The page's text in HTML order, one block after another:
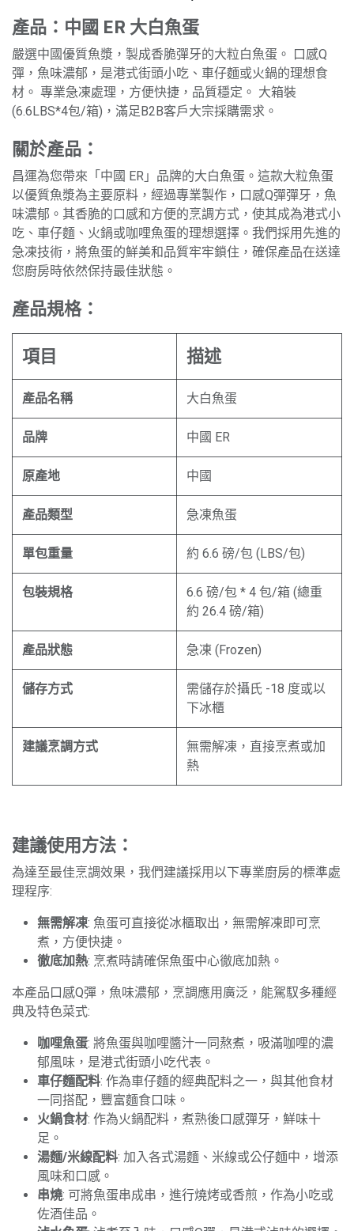
產品：中國 ER 大白魚蛋
嚴選中國優質魚漿，製成香脆彈牙的大粒白魚蛋。 口感Q
彈，魚味濃郁，是港式街頭小吃、車仔麵或火鍋的理想食
材。 專業急凍處理，方便快捷，品質穩定。 大箱裝
(6.6LBS*4包/箱)，滿足B2B客戶大宗採購需求。
關於產品：
昌運為您帶來「中國 ER」品牌的大白魚蛋。這款大粒魚蛋
以優質魚漿為主要原料，經過專業製作，口感Q彈彈牙，魚
味濃郁。其香脆的口感和方便的烹調方式，使其成為港式小
吃、車仔麵、火鍋或咖哩魚蛋的理想選擇。我們採用先進的
急凍技術，將魚蛋的鮮美和品質牢牢鎖住，確保產品在送達
您廚房時依然保持最佳狀態。
產品規格：
項目 描述
產品名稱 大白魚蛋
品牌 中國 ER
原產地 中國
產品類型 急凍魚蛋
單包重量 約 6.6 磅/包 (LBS/包)
包裝規格
6.6 磅/包 * 4 包/箱 (總重
約 26.4 磅/箱)
產品狀態 急凍 (Frozen)
儲存方式
需儲存於攝氏 -18 度或以
下冰櫃
建議烹調方式
無需解凍，直接烹煮或加
熱
建議使用方法：
為達至最佳烹調效果，我們建議採用以下專業廚房的標準處
理程序:
無需解凍: 魚蛋可直接從冰櫃取出，無需解凍即可烹
煮，方便快捷。
徹底加熱: 烹煮時請確保魚蛋中心徹底加熱。
本產品口感Q彈，魚味濃郁，烹調應用廣泛，能駕馭多種經
典及特色菜式:
咖哩魚蛋: 將魚蛋與咖哩醬汁一同熬煮，吸滿咖哩的濃
郁風味，是港式街頭小吃代表。
車仔麵配料: 作為車仔麵的經典配料之一，與其他食材
一同搭配，豐富麵食口味。
火鍋食材: 作為火鍋配料，煮熟後口感彈牙，鮮味十
足。
湯麵/米線配料: 加入各式湯麵、米線或公仔麵中，增添
風味和口感。
串燒: 可將魚蛋串成串，進行燒烤或香煎，作為小吃或
佐酒佳品。